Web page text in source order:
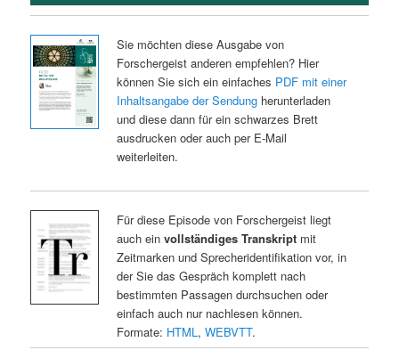
Sie möchten diese Ausgabe von
Forschergeist anderen empfehlen? Hier
können Sie sich ein einfaches PDF mit einer
Inhaltsangabe der Sendungherunterladen
und diese dann für ein schwarzes Brett
ausdrucken oder auch per E-Mail
weiterleiten.
Für diese Episode von Forschergeist liegt
auch ein vollständiges Transkriptmit
Zeitmarken und Sprecheridentifikation vor, in
der Sie das Gespräch komplett nach
bestimmten Passagen durchsuchen oder
einfach auch nur nachlesen können.
Formate: HTML, WEBVTT.